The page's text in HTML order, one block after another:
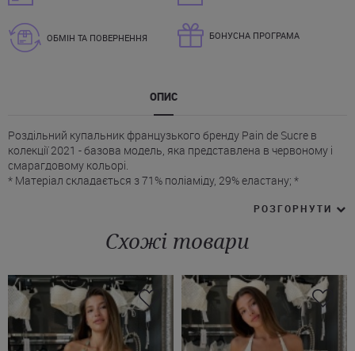
ОБМІН ТА ПОВЕРНЕННЯ БОНУСНА ПРОГРАМА
ОПИС
Роздільний купальник французького бренду Pain de Sucre в
колекції 2021 - базова модель, яка представлена ​​в червоному і
смарагдовому кольорі.
* Матеріал складається з 71% поліаміду, 29% еластану; *
рахунок зав'язок, фіксуються на шиї та спині; * Плавки-бікіні Пеїн
де Сюкр з низькою посадкою на стегнах, регулюються з
Купити червоний або темно-зелений купальник з трикутною
чашкою від Pain de Sucre Ви можете з швидкою доставкою в
будь-яку точку України.
РОЗГОРНУТИ
Схожі товари